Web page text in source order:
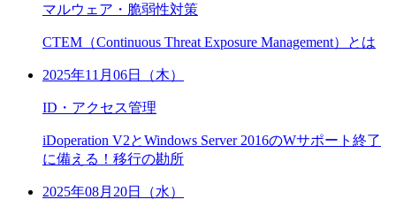
マルウェア・脆弱性対策
CTEM（Continuous Threat Exposure Management）とは
2025年11月06日（木）
ID・アクセス管理
iDoperation V2とWindows Server 2016のWサポート終了
に備える！移行の勘所
2025年08月20日（水）